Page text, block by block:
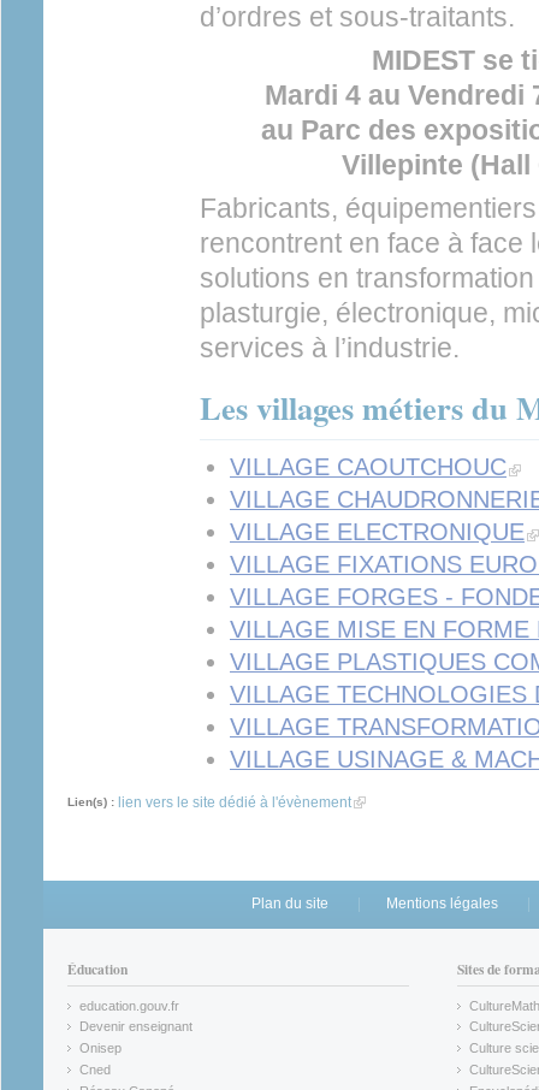
d’ordres et sous-traitants.
MIDEST se
Mardi 4 au Vendredi
au Parc des
Villepinte (Hall
Fabricants,
rencontrent en face à face
solutions en
plasturgie, électronique,
services à l’industrie.
Les villages métiers du
VILLAGE CAOUTCHOUC
VILLAGE
VILLAGE ELECTRONIQUE
VILLAGE FIXATIONS
VILLAGE FORGES -
VILLAGE MISE EN FORME
VILLAGE PLASTIQUES
VILLAGE TECHNOLOGIES
VILLAGE
VILLAGE USINAGE &
Lien(s) : lien vers le site dédié à l'évènement(link is external)
Plan du site Mentions légales
Éducation
education.gouv.fr
(link is external)
Devenir enseignant
(link is external)
Onisep
(link is external)
Cned
(link is external)
Sites de
CultureMath
(link is
(link is
Culture
(link is